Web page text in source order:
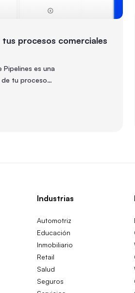
procesos comerciales
es una
de tu proceso
Industrias
Automotriz
Educación
Inmobiliario
Retail
Salud
Seguros